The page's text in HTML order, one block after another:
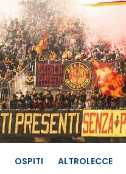
OSPITI ALTROLECCE